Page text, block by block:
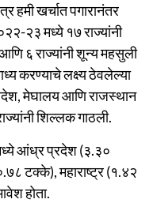
हमी खर्चात पगारानंतर
२३ मध्ये १७ राज्यांनी
६ राज्यांनी शून्य महसुली
करण्याचे लक्ष्य ठेवलेल्या
मेघालय आणि राजस्थान
शिल्लक गाठली.
आंध्र प्रदेश (३.३०
टक्के), महाराष्ट्र (१.४२
होता.